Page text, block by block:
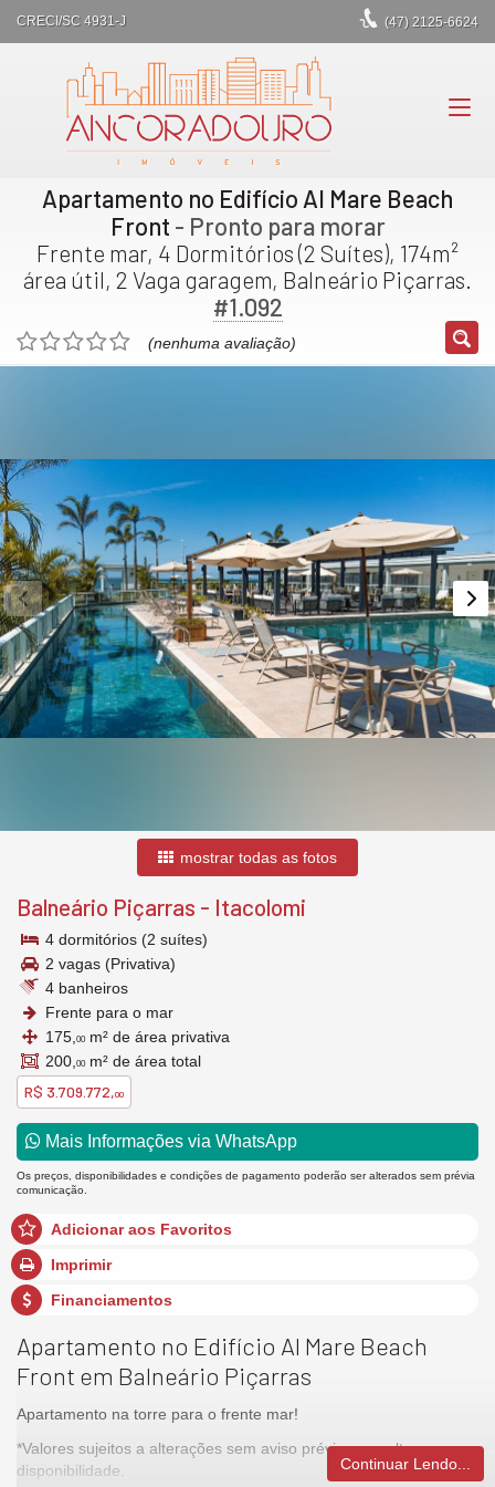
CRECI/SC 4931-J (47) 2125-6624
Apartamento no Edifício Al Mare Beach
Front - Pronto para morar
Frente mar, 4 Dormitórios (2 Suítes), 174m²
área útil, 2 Vaga garagem, Balneário Piçarras.
#1.092
(nenhuma avaliação)
mostrar todas as fotos
Balneário Piçarras - Itacolomi
4 dormitórios (2 suítes)
2 vagas (Privativa)
4 banheiros
Frente para o mar
175, 00 m² de área privativa
200, 00 m² de área total
R$ 3.709.772,00
Mais Informações via WhatsApp
Os preços, disponibilidades e condições de pagamento poderão ser alterados sem prévia
comunicação.
Adicionar aos Favoritos
Imprimir
Financiamentos
Apartamento no Edifício Al Mare Beach
Front em Balneário Piçarras
Apartamento na torre para o frente mar!
*Valores sujeitos a alterações sem aviso prévio, consulte
disponibilidade.
Continuar Lendo...